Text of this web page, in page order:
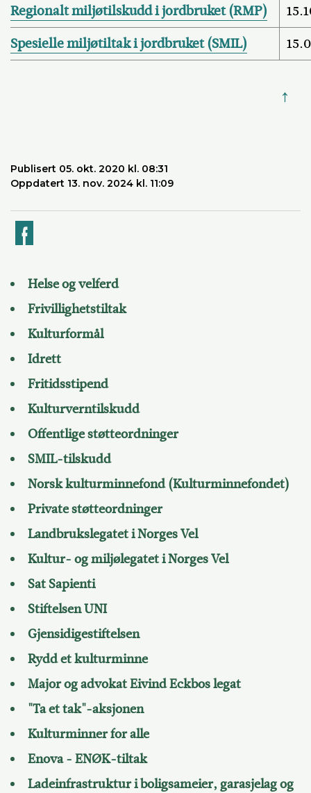
Regionalt miljøtilskudd i jordbruket (RMP)
Spesielle miljøtiltak i jordbruket (SMIL)
↑
Publisert 05. okt. 2020 kl. 08:31
Oppdatert 13. nov. 2024 kl. 11:09
Helse og velferd
Frivillighetstiltak
Kulturformål
Idrett
Fritidsstipend
Kulturverntilskudd
Offentlige støtteordninger
SMIL-tilskudd
Norsk kulturminnefond (Kulturminnefondet)
Private støtteordninger
Landbrukslegatet i Norges Vel
Kultur- og miljølegatet i Norges Vel
Sat Sapienti
Stiftelsen UNI
Gjensidigestiftelsen
Rydd et kulturminne
Major og advokat Eivind Eckbos legat
"Ta et tak"-aksjonen
Kulturminner for alle
Enova - ENØK-tiltak
Ladeinfrastruktur i boligsameier, garasjelag og